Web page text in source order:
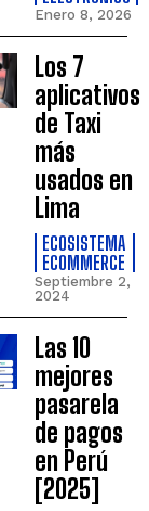
Enero 8, 2026
Los 7
aplicativos
de Taxi
más
usados en
Lima
ECOSISTEMA
ECOMMERCE
Septiembre 2,
2024
Las 10
mejores
pasarela
de pagos
en Perú
[2025]